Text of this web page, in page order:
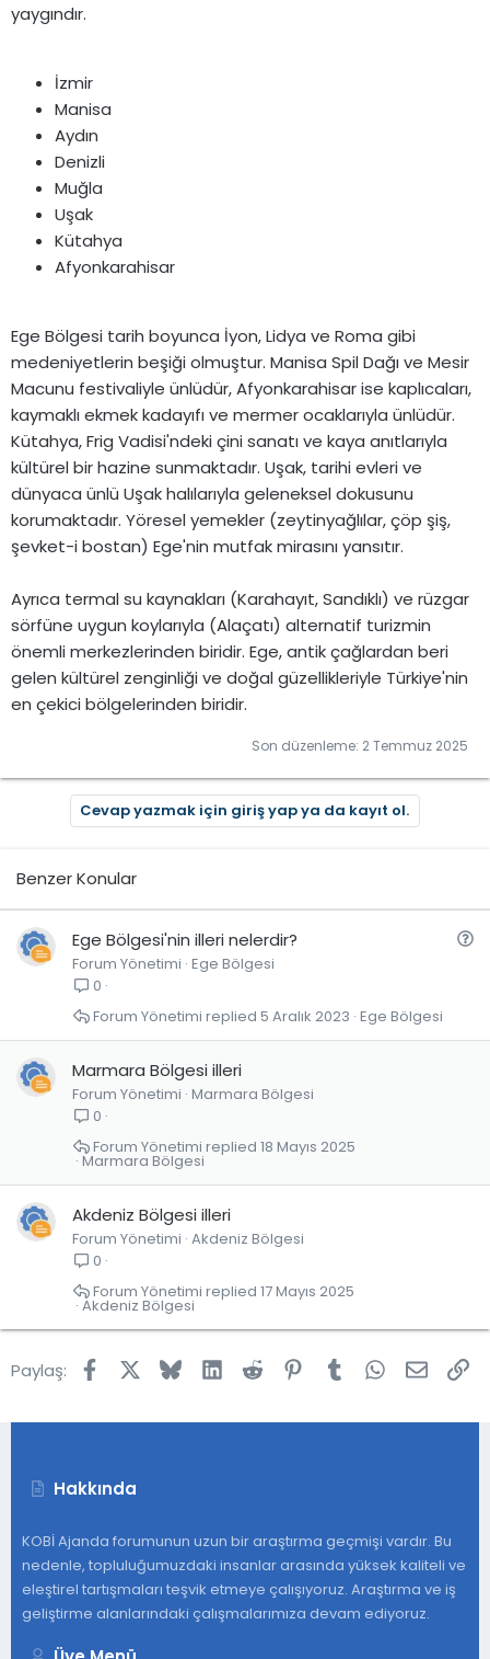
yaygındır.
İzmir
Manisa
Aydın
Denizli
Muğla
Uşak
Kütahya
Afyonkarahisar
Ege Bölgesi tarih boyunca İyon, Lidya ve Roma gibi
medeniyetlerin beşiği olmuştur. Manisa Spil Dağı ve Mesir
Macunu festivaliyle ünlüdür, Afyonkarahisar ise kaplıcaları,
kaymaklı ekmek kadayıfı ve mermer ocaklarıyla ünlüdür.
Kütahya, Frig Vadisi'ndeki çini sanatı ve kaya anıtlarıyla
kültürel bir hazine sunmaktadır. Uşak, tarihi evleri ve
dünyaca ünlü Uşak halılarıyla geleneksel dokusunu
korumaktadır. Yöresel yemekler (zeytinyağlılar, çöp şiş,
şevket-i bostan) Ege'nin mutfak mirasını yansıtır.
Ayrıca termal su kaynakları (Karahayıt, Sandıklı) ve rüzgar
sörfüne uygun koylarıyla (Alaçatı) alternatif turizmin
önemli merkezlerinden biridir. Ege, antik çağlardan beri
gelen kültürel zenginliği ve doğal güzellikleriyle Türkiye'nin
en çekici bölgelerinden biridir.
Son düzenleme: 2 Temmuz 2025
Cevap yazmak için giriş yap ya da kayıt ol.
Benzer Konular
S
Ege Bölgesi'nin illeri nelerdir?
Forum Yönetimi Ege Bölgesi
0
Ege Bölgesi
5 Aralık 2023
Forum Yönetimi
Marmara Bölgesi illeri
Forum Yönetimi Marmara Bölgesi
0
Marmara Bölgesi
18 Mayıs 2025
Forum Yönetimi
Akdeniz Bölgesi illeri
Forum Yönetimi Akdeniz Bölgesi
0
Akdeniz Bölgesi
17 Mayıs 2025
Forum Yönetimi
Paylaş: FacebookBlueskyLinkedInReddit Pinterest
Tumblr WhatsApp
E-
Hakkında
KOBİ Ajanda forumunun uzun bir araştırma geçmişi vardır. Bu
nedenle, topluluğumuzdaki insanlar arasında yüksek kaliteli ve
eleştirel tartışmaları teşvik etmeye çalışıyoruz. Araştırma ve iş
geliştirme alanlarındaki çalışmalarımıza devam ediyoruz.